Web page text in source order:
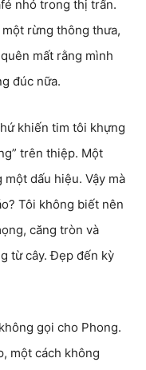
nhỏ trong thị trấn.
rừng thông thưa,
mất rằng mình
đúc nữa.
khiến tim tôi khựng
trên thiệp. Một
dấu hiệu. Vậy mà
Tôi không biết nên
căng tròn và
từ cây. Đẹp đến kỳ
gọi cho Phong.
một cách không